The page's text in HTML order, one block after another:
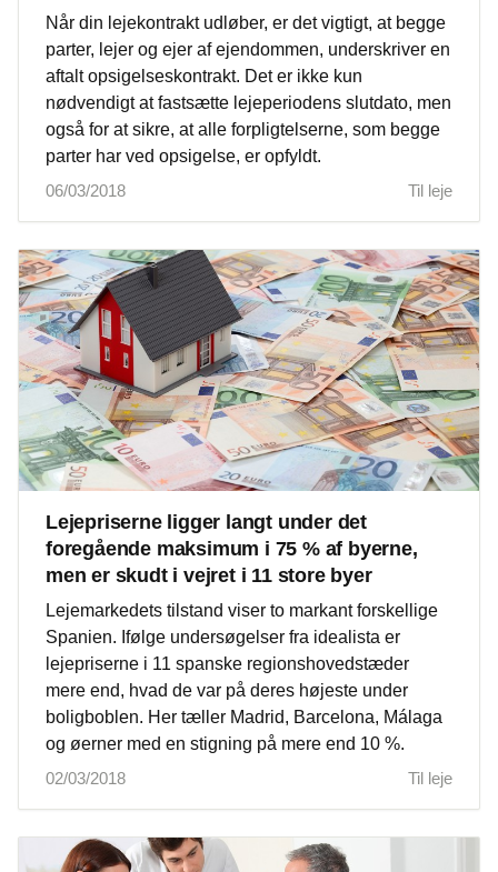
Når din lejekontrakt udløber, er det vigtigt, at begge
parter, lejer og ejer af ejendommen, underskriver en
aftalt opsigelseskontrakt. Det er ikke kun
nødvendigt at fastsætte lejeperiodens slutdato, men
også for at sikre, at alle forpligtelserne, som begge
parter har ved opsigelse, er opfyldt.
06/03/2018
Til leje
Lejepriserne ligger langt under det
foregående maksimum i 75 % af byerne,
men er skudt i vejret i 11 store byer
Lejemarkedets tilstand viser to markant forskellige
Spanien. Ifølge undersøgelser fra idealista er
lejepriserne i 11 spanske regionshovedstæder
mere end, hvad de var på deres højeste under
boligboblen. Her tæller Madrid, Barcelona, Málaga
og øerner med en stigning på mere end 10 %.
02/03/2018
Til leje